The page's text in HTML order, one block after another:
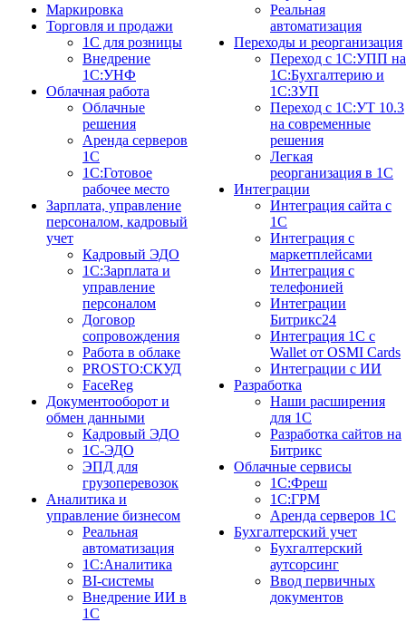
Маркировка
Торговля и продажи
1С для розницы
Внедрение
1С:УНФ
Облачная работа
Облачные
решения
Аренда серверов
1С
1C:Готовое
рабочее место
Зарплата, управление
персоналом, кадровый
учет
Кадровый ЭДО
1С:Зарплата и
управление
персоналом
Договор
сопровождения
Работа в облаке
PROSTO:СКУД
FaceReg
Документооборот и
обмен данными
Кадровый ЭДО
1С-ЭДО
ЭПД для
грузоперевозок
Аналитика и
управление бизнесом
Реальная
автоматизация
1С:Аналитика
BI-системы
Внедрение ИИ в
1С
Реальная
автоматизация
Переходы и реорганизация
Переход с 1С:УПП на
1С:Бухгалтерию и
1С:ЗУП
Переход с 1С:УТ 10.3
на современные
решения
Легкая
реорганизация в 1С
Интеграции
Интеграция сайта с
1С
Интеграция с
маркетплейсами
Интеграция с
телефонией
Интеграции
Битрикс24
Интеграция 1С с
Wallet от OSMI Cards
Интеграции с ИИ
Разработка
Наши расширения
для 1С
Разработка сайтов на
Битрикс
Облачные сервисы
1С:Фреш
1С:ГРМ
Аренда серверов 1С
Бухгалтерский учет
Бухгалтерский
аутсорсинг
Ввод первичных
документов